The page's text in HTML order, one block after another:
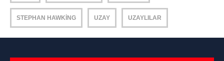
STEPHAN HAWKING UZAY UZAYLILAR